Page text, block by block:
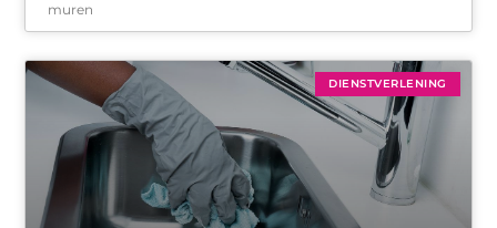
muren
DIENSTVERLENING